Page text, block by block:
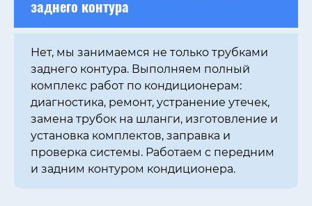
заднего контура
Нет, мы занимаемся не только трубками
заднего контура. Выполняем полный
комплекс работ по кондиционерам:
диагностика, ремонт, устранение утечек,
замена трубок на шланги, изготовление и
установка комплектов, заправка и
проверка системы. Работаем с передним
и задним контуром кондиционера.